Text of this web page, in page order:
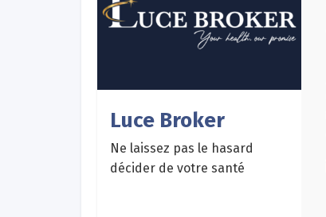
Luce Broker
Ne laissez pas le hasard
décider de votre santé